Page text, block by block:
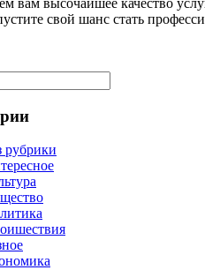
свой шанс стать
рубрики